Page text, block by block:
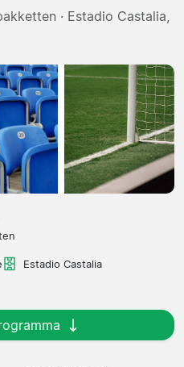
· Estadio Castalia,
Estadio Castalia